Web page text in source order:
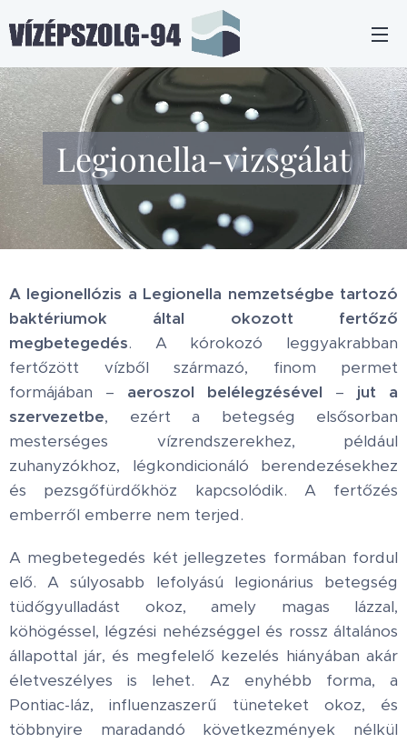
Legionella-vizsgálat
A legionellózis a Legionella nemzetségbe tartozó
baktériumok által okozott fertőző
megbetegedés. A kórokozó leggyakrabban
fertőzött vízből származó, finom permet
formájában – aeroszol belélegzésével – jut a
szervezetbe, ezért a betegség elsősorban
mesterséges vízrendszerekhez, például
zuhanyzókhoz, légkondicionáló berendezésekhez
és pezsgőfürdőkhöz kapcsolódik. A fertőzés
emberről emberre nem terjed.
A megbetegedés két jellegzetes formában fordul
elő. A súlyosabb lefolyású legionárius betegség
tüdőgyulladást okoz, amely magas lázzal,
köhögéssel, légzési nehézséggel és rossz általános
állapottal jár, és megfelelő kezelés hiányában akár
életveszélyes is lehet. Az enyhébb forma, a
Pontiac-láz, influenzaszerű tüneteket okoz, és
többnyire maradandó következmények nélkül